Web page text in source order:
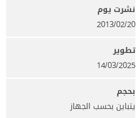
نشرت يوم
20‏/02‏/2013
تطوير
14/03/2025
بحجم
يتباين بحسب الجهاز